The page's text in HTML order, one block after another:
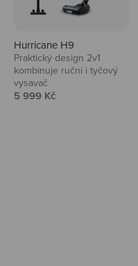
Hurricane H9
Praktický design 2v1
kombinuje ruční i tyčový
vysavač
Prodejní cena
5 999 Kč
Audio
Niceboy sluchátka a
do noty.